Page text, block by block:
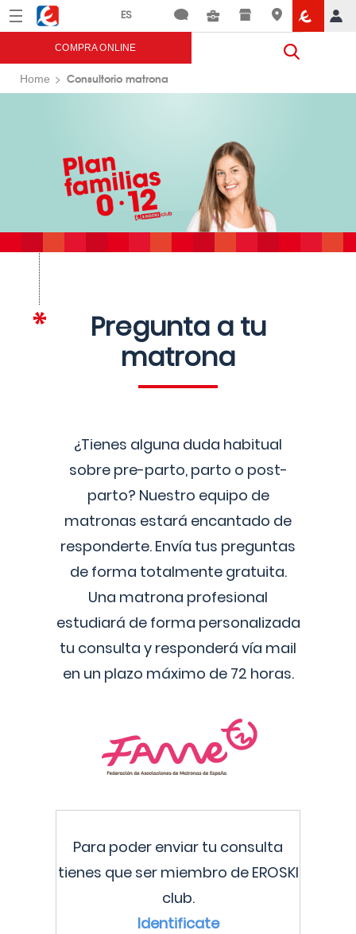
Menú Eroski
COMPRA ONLINE
Home Consultorio matrona
Pregunta a tu
matrona
¿Tienes alguna duda habitual
sobre pre-parto, parto o post-
parto? Nuestro equipo de
matronas estará encantado de
responderte. Envía tus preguntas
de forma totalmente gratuita.
Una matrona profesional
estudiará de forma personalizada
tu consulta y responderá vía mail
en un plazo máximo de 72 horas.
Para poder enviar tu consulta
tienes que ser miembro de EROSKI
club.
Identificate